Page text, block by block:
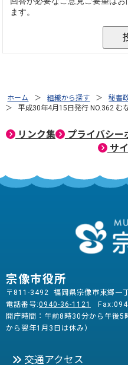
ホーム 組織から探す
秘書
平成30年4月15日発行 NO.362 む
リンク集 プライバシー
サ
宗像市役所
〒811-3492 福岡県宗像市東郷一
電話番号:0940-36-1121
開庁時間：午前8時30分から午後5
から翌年1月3日は休み）
交通アクセス